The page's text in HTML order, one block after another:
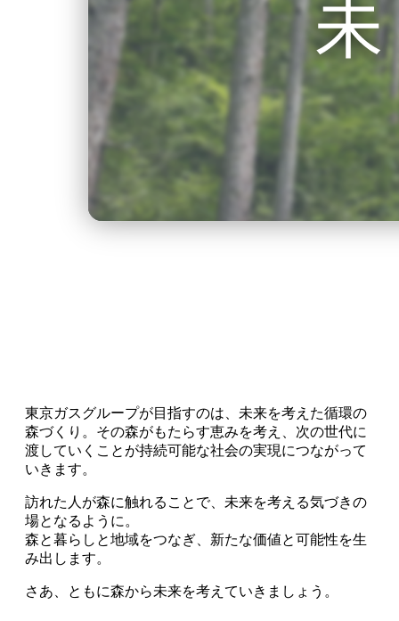
東京ガスグループが目指すのは、未来を考えた循環の
森づくり。その森がもたらす恵みを考え、次の世代に
渡していくことが持続可能な社会の実現につながって
いきます。
訪れた人が森に触れることで、未来を考える気づきの
場となるように。
森と暮らしと地域をつなぎ、新たな価値と可能性を生
み出します。
さあ、ともに森から未来を考えていきましょう。